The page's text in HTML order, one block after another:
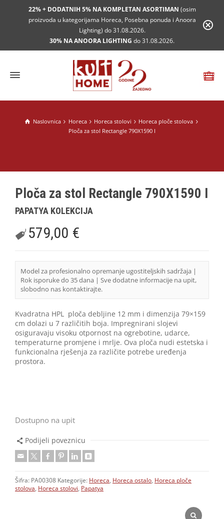
22% + DODATNIH 5% NA KOMPLETAN ASORTIMAN (osim
proizvoda u kategorijama Horeca, Posebna ponuda i Anoora
Lighting) do 31.08.2026.
30% NA ANOORA LIGHTING do 31.08.2026.
Naslovnica Horeca Horeca stolovi
Horeca ploče stolova
Ploča za stol Rectangle 790X1590 I
Ploča za stol Rectangle 790X1590 I
PAPATYA KOLEKCIJA
579,00 €
Model za profesionalno opremanje ugostiteljskih sadržaja |
Rok isporuke do 35 dana | Sve dodatne informacije na upit,
slobodno nas kontaktirajte.
Kvadratna HPL ploča debljine 12 mm i dimenzija 79×159
cm dolazi u 7 različitih boja. Impregnirani slojevi
osiguravaju visoku otpornost na ogrebotine, udarce,
temperaturne promjene i mrlje. Ova ploča nudi estetska i
funkcionalna rješenja za različite potrebe uređenja
prostora.
Dostupno na upit
Podijeli poveznicu
Šifra: PA00308 Kategorije: Horeca Horeca ostalo Horeca ploče
stolova Horeca stolovi Papatya